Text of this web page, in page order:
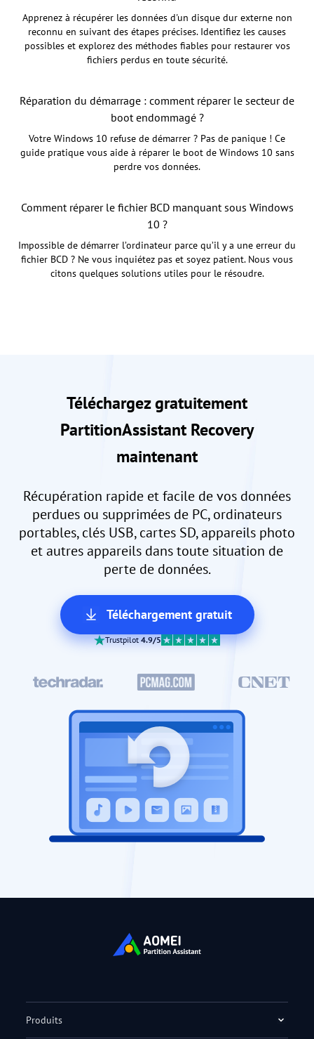
Apprenez à récupérer les données d'un disque dur externe non
reconnu en suivant des étapes précises. Identifiez les causes
possibles et explorez des méthodes fiables pour restaurer vos
fichiers perdus en toute sécurité.
Réparation du démarrage : comment réparer le secteur de
boot endommagé ?
Votre Windows 10 refuse de démarrer ? Pas de panique ! Ce
guide pratique vous aide à réparer le boot de Windows 10 sans
perdre vos données.
Comment réparer le fichier BCD manquant sous Windows
10 ?
Impossible de démarrer l’ordinateur parce qu’il y a une erreur du
fichier BCD ? Ne vous inquiétez pas et soyez patient. Nous vous
citons quelques solutions utiles pour le résoudre.
Téléchargez gratuitement
PartitionAssistant Recovery
maintenant
Récupération rapide et facile de vos données
perdues ou supprimées de PC, ordinateurs
portables, clés USB, cartes SD, appareils photo
et autres appareils dans toute situation de
perte de données.
Téléchargement gratuit
Trustpilot4.9/5
Produits